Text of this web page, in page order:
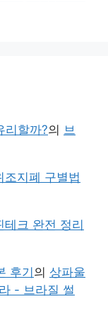
리할까?의 브
조지폐 구별법
테크 완전 정리
후기의 상파울
- 브라질 썰